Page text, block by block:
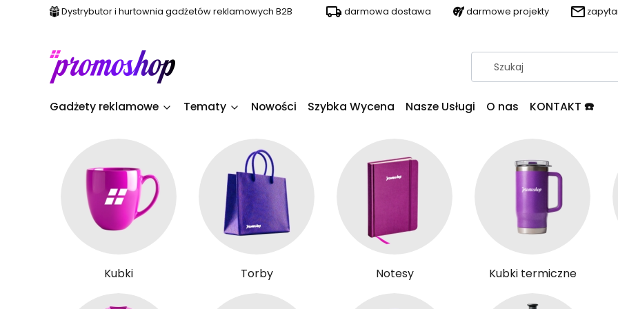
Dystrybutor i hurtownia gadżetów reklamowych B2B darmowa dostawa darmowe projekty
Gadżety reklamowe Tematy Nowości Szybka Wycena Nasze Usługi O nas KONTAKT ☎️
Kubki Torby Notesy Kubki termiczne